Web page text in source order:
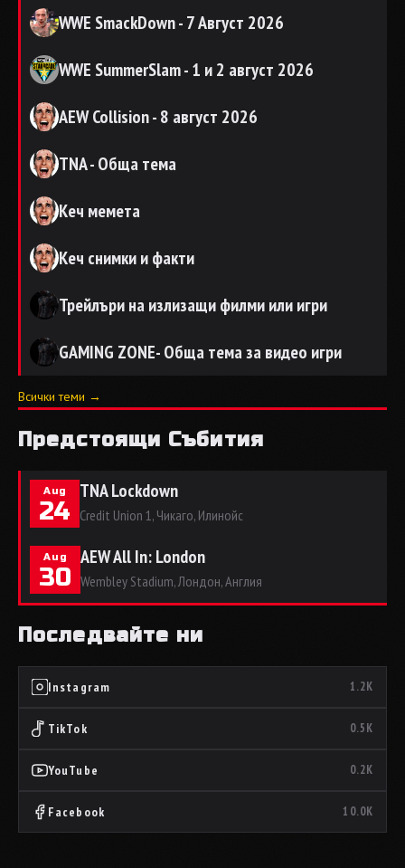
WWE SmackDown - 7 Август 2026
WWE SummerSlam - 1 и 2 август 2026
AEW Collision - 8 август 2026
TNA - Обща тема
Кеч мемета
Кеч снимки и факти
Трейлъри на излизащи филми или игри
GAMING ZONE- Обща тема за видео игри
Всички теми →
Предстоящи Събития
Aug
24
TNA Lockdown
Credit Union 1, Чикаго, Илинойс
Aug
30
AEW All In: London
Wembley Stadium, Лондон, Англия
Последвайте ни
Instagram 1.2K
TikTok 0.5K
YouTube 0.2K
Facebook 10.0K